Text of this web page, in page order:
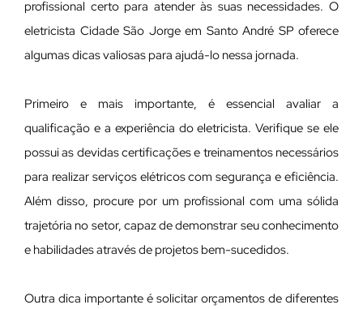
profissional certo para atender às suas necessidades. O
eletricista Cidade São Jorge em Santo André SP oferece
algumas dicas valiosas para ajudá-lo nessa jornada.
Primeiro e mais importante, é essencial avaliar a
qualificação e a experiência do eletricista. Verifique se ele
possui as devidas certificações e treinamentos necessários
para realizar serviços elétricos com segurança e eficiência.
Além disso, procure por um profissional com uma sólida
trajetória no setor, capaz de demonstrar seu conhecimento
e habilidades através de projetos bem-sucedidos.
Outra dica importante é solicitar orçamentos de diferentes